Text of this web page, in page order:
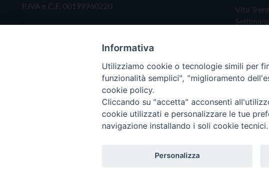
P.IVA e C.F. 00199960220
Vita
Privacy
Copyright © 2019 - Tutti i diritti riservati - Vita Trentina
Informativa
Utilizziamo cookie o tecnologie simili per
funzionalità semplici", "miglioramento
cookie policy.
Cliccando su "accetta" acconsenti
cookie utilizzati e personalizzare le tue
navigazione installando i soli cookie
Personalizza